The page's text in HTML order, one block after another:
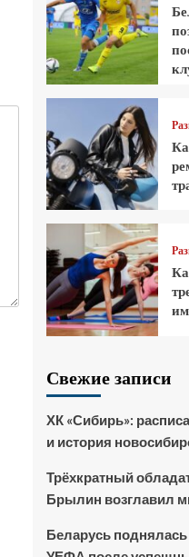
Свежие записи
ХК «Сибирь»:
и история
Трёхкратный
Брылин возглавил
Беларусь поднялась